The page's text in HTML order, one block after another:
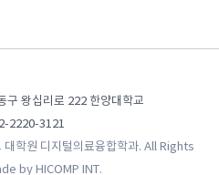
구 왕십리로 222 한양대학교
2220-3121
대학원 디지털의료융합학과. All Rights
by HICOMP INT.